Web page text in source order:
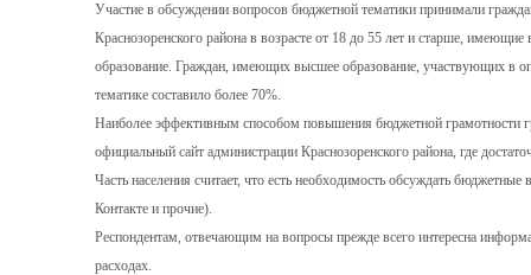
Участие в обсуждении вопросов бюджетной тематики принимали
Краснозоренского района в возрасте от 18 до 55 лет и старше, имеющие
образование. Граждан, имеющих высшее образование, участвующих в
тематике составило более 70%.
Наиболее эффективным способом повышения бюджетной грамотности
официальный сайт администрации Краснозоренского района, где
Часть населения считает, что есть необходимость обсуждать
Контакте и прочие).
Респондентам, отвечающим на вопросы прежде всего интересна
расходах.